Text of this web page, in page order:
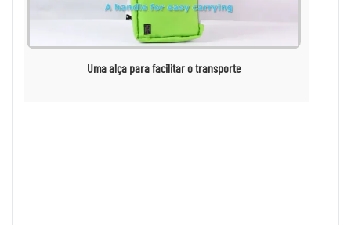
Uma alça para facilitar o transporte